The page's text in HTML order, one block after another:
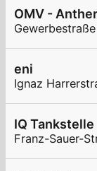
OMV -
eni
Ignaz
IQ Tankstelle
Franz-Sauer-